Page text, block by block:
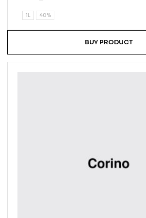
5
1L 40%
BUY PRODUCT